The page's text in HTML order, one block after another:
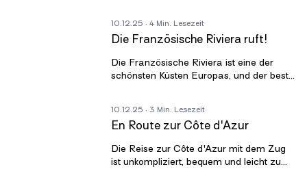
ziehe
10.12.25 · 4 Min. Lesezeit
Die Französische Riviera ruft!
Die Französische Riviera ist eine der
schönsten Küsten Europas, und der beste
10.12.25 · 3 Min. Lesezeit
En Route zur Côte d'Azur
Die Reise zur Côte d'Azur mit dem Zug
ist unkompliziert, bequem und leicht zu